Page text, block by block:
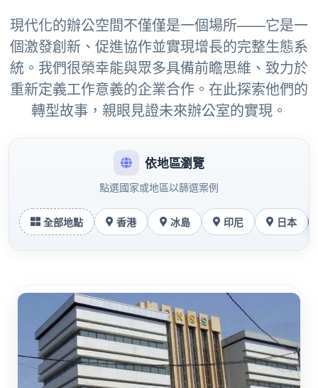
現代化的辦公空間不僅僅是一個場所——它是一
個激發創新、促進協作並實現增長的完整生態系
統。我們很榮幸能與眾多具備前瞻思維、致力於
重新定義工作意義的企業合作。在此探索他們的
轉型故事，親眼見證未來辦公室的實現。
依地區瀏覽
點選國家或地區以篩選案例
全部地點 香港 冰島 印尼 日本